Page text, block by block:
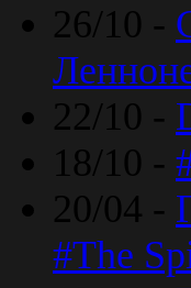
26/10 -
22/10 -
18/10 -
20/04 -
#The